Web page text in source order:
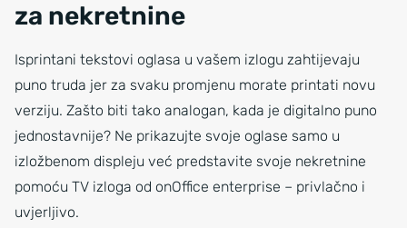
za nekretnine
Isprintani tekstovi oglasa u vašem izlogu zahtijevaju
puno truda jer za svaku promjenu morate printati novu
verziju. Zašto biti tako analogan, kada je digitalno puno
jednostavnije? Ne prikazujte svoje oglase samo u
izložbenom displeju već predstavite svoje nekretnine
pomoću TV izloga od onOffice enterprise – privlačno i
uvjerljivo.